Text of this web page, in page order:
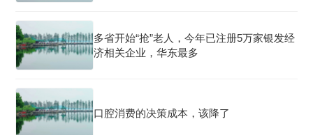
多省开始“抢”老人，今年已注册5万家银发经
济相关企业，华东最多
口腔消费的决策成本，该降了